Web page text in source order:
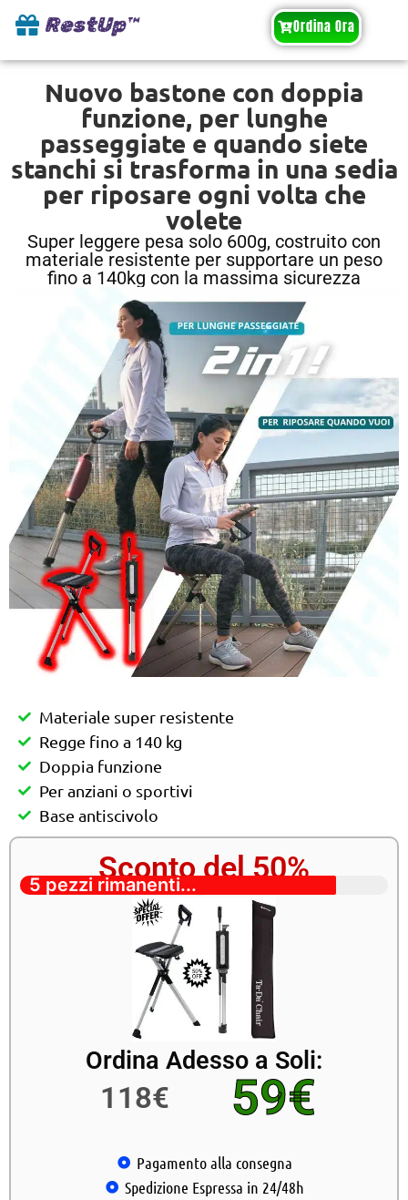
RestUp™ Ordina Ora
Nuovo bastone con doppia
funzione, per lunghe
passeggiate e quando siete
stanchi si trasforma in una sedia
per riposare ogni volta che
volete
Super leggere pesa solo 600g, costruito con
materiale resistente per supportare un peso
fino a 140kg con la massima sicurezza
Materiale super resistente
Regge fino a 140 kg
Doppia funzione
Per anziani o sportivi
Base antiscivolo
Sconto del 50%
5 pezzi rimanenti...
Ordina Adesso a Soli:
118€ 59€
Pagamento alla consegna
Spedizione Espressa in 24/48h